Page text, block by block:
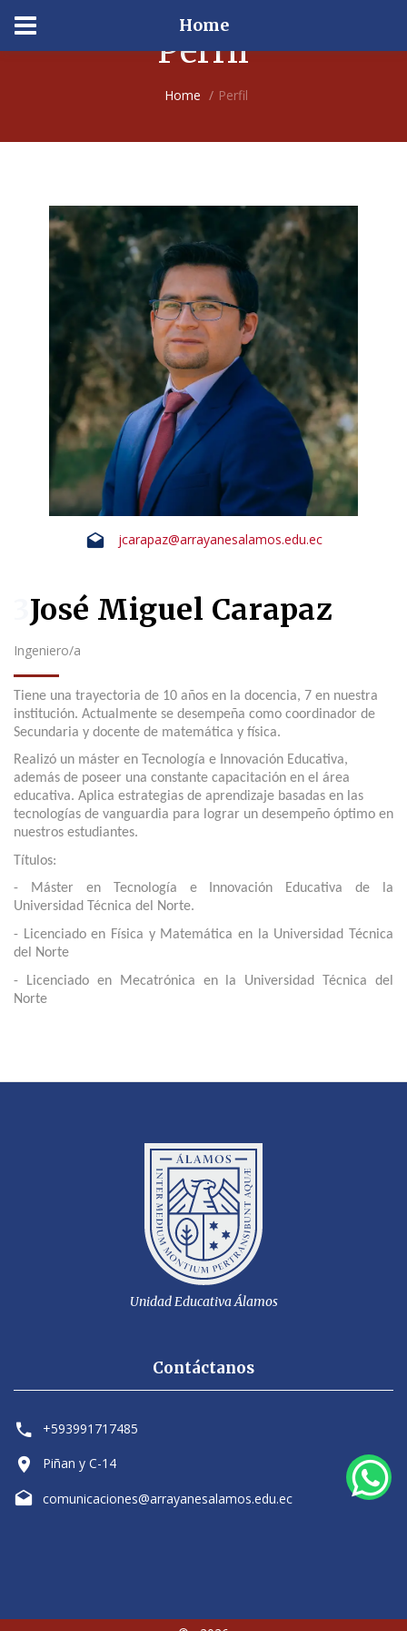
Home
Perfil
Home Perfil
jcarapaz@arrayanesalamos.edu.ec
José Miguel Carapaz
Ingeniero/a
Tiene una trayectoria de 10 años en la docencia, 7 en nuestra
institución. Actualmente se desempeña como coordinador de
Secundaria y docente de matemática y física.
Realizó un máster en Tecnología e Innovación Educativa,
además de poseer una constante capacitación en el área
educativa. Aplica estrategias de aprendizaje basadas en las
tecnologías de vanguardia para lograr un desempeño óptimo en
nuestros estudiantes.
Títulos:
- Máster en Tecnología e Innovación Educativa de la
Universidad Técnica del Norte.
- Licenciado en Física y Matemática en la Universidad Técnica
del Norte
- Licenciado en Mecatrónica en la Universidad Técnica del
Norte
Unidad Educativa Álamos
Contáctanos
+593991717485
Piñan y C-14
comunicaciones@arrayanesalamos.edu.ec